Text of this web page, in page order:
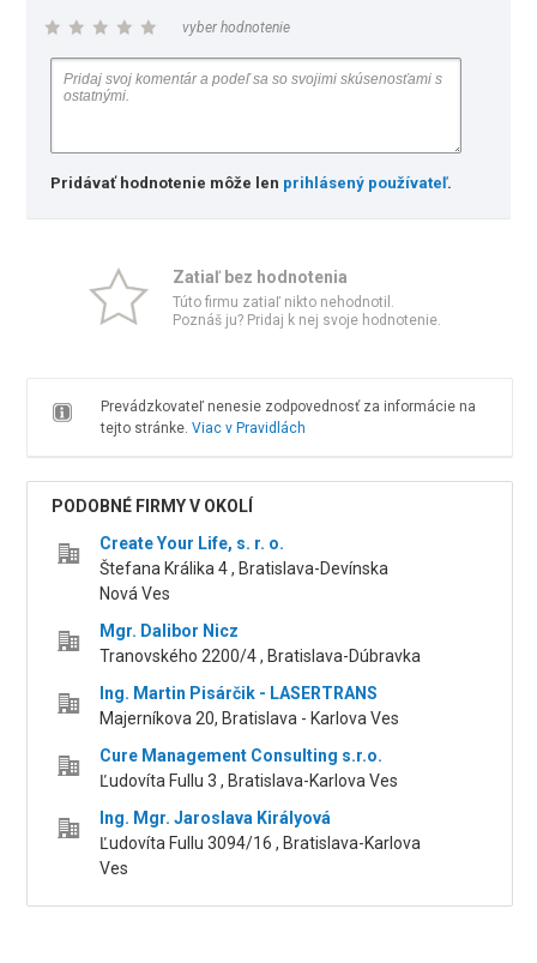
vyber hodnotenie
Pridávať hodnotenie môže len prihlásený používateľ.
Zatiaľ bez hodnotenia
Túto firmu zatiaľ nikto nehodnotil.
Poznáš ju? Pridaj k nej svoje hodnotenie.
Prevádzkovateľ nenesie zodpovednosť za informácie na
tejto stránke. Viac v Pravidlách
PODOBNÉ FIRMY V OKOLÍ
Create Your Life, s. r. o.
Štefana Králika 4 , Bratislava-Devínska
Nová Ves
Mgr. Dalibor Nicz
Tranovského 2200/4 , Bratislava-Dúbravka
Ing. Martin Pisárčik - LASERTRANS
Majerníkova 20, Bratislava - Karlova Ves
Cure Management Consulting s.r.o.
Ľudovíta Fullu 3 , Bratislava-Karlova Ves
Ing. Mgr. Jaroslava Királyová
Ľudovíta Fullu 3094/16 , Bratislava-Karlova
Ves